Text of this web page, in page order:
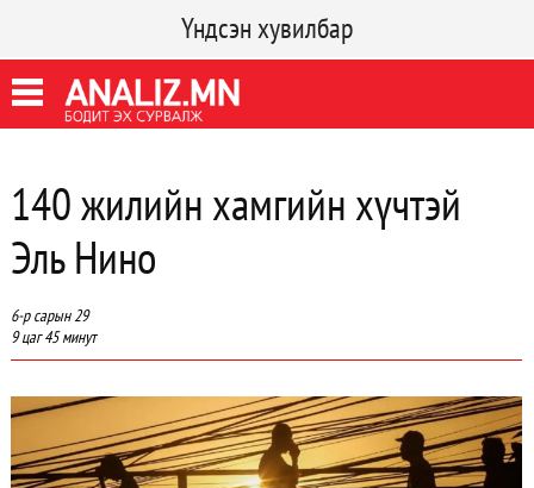
Үндсэн хувилбар
140 жилийн хамгийн хүчтэй
Эль Нино
6-р сарын 29
9 цаг 45 минут